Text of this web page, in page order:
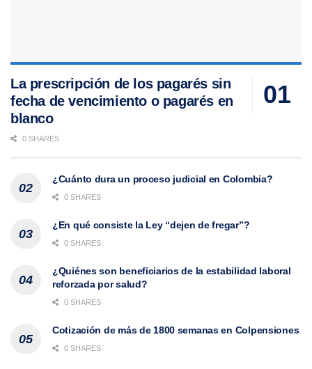
La prescripción de los pagarés sin
fecha de vencimiento o pagarés en
blanco
0 SHARES
¿Cuánto dura un proceso judicial en Colombia?
0 SHARES
¿En qué consiste la Ley “dejen de fregar”?
0 SHARES
¿Quiénes son beneficiarios de la estabilidad laboral
reforzada por salud?
0 SHARES
Cotización de más de 1800 semanas en Colpensiones
0 SHARES